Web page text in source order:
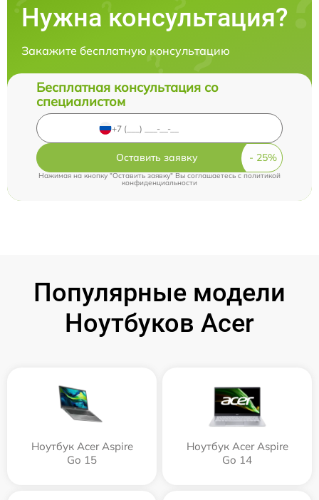
Нужна консультация?
Закажите бесплатную консультацию
Бесплатная консультация со
специалистом
Оставить заявку
Нажимая на кнопку "Оставить заявку" Вы соглашаетесь c политикой
конфиденциальности
Популярные модели
Ноутбуков Acer
Ноутбук Acer Aspire
Go 15
Ноутбук Acer Aspire
Go 14